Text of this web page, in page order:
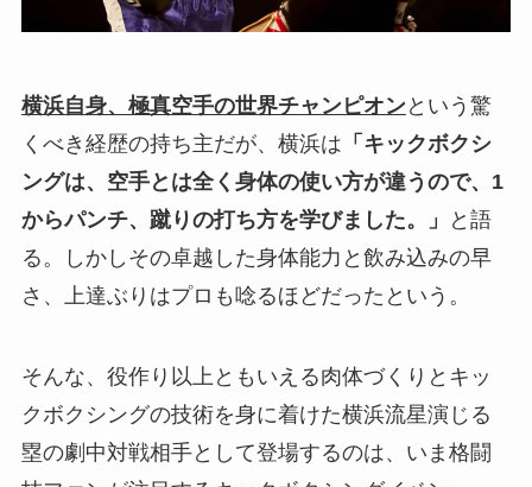
横浜自身、極真空手の世界チャンピオンという驚
くべき経歴の持ち主だが、横浜は 「キックボクシ
ングは、空手とは全く身体の使い方が違うので、1
からパンチ、蹴りの打ち方を学びました。」
と語
る。しかしその卓越した身体能力と飲み込みの早
さ、上達ぶりはプロも唸るほどだったという。
そんな、役作り以上ともいえる肉体づくりとキッ
クボクシングの技術を身に着けた横浜流星演じる
塁の劇中対戦相手として登場するのは、いま格闘